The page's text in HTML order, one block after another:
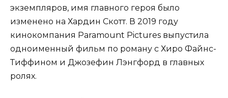
экземпляров, имя главного героя было
изменено на Хардин Скотт. В 2019 году
кинокомпания Paramount Pictures выпустила
одноименный фильм по роману с Хиро Файнс-
Тиффином и Джозефин Лэнгфорд в главных
ролях.